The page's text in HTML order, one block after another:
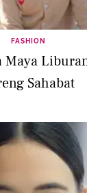
FASHION
Maya
Sahabat